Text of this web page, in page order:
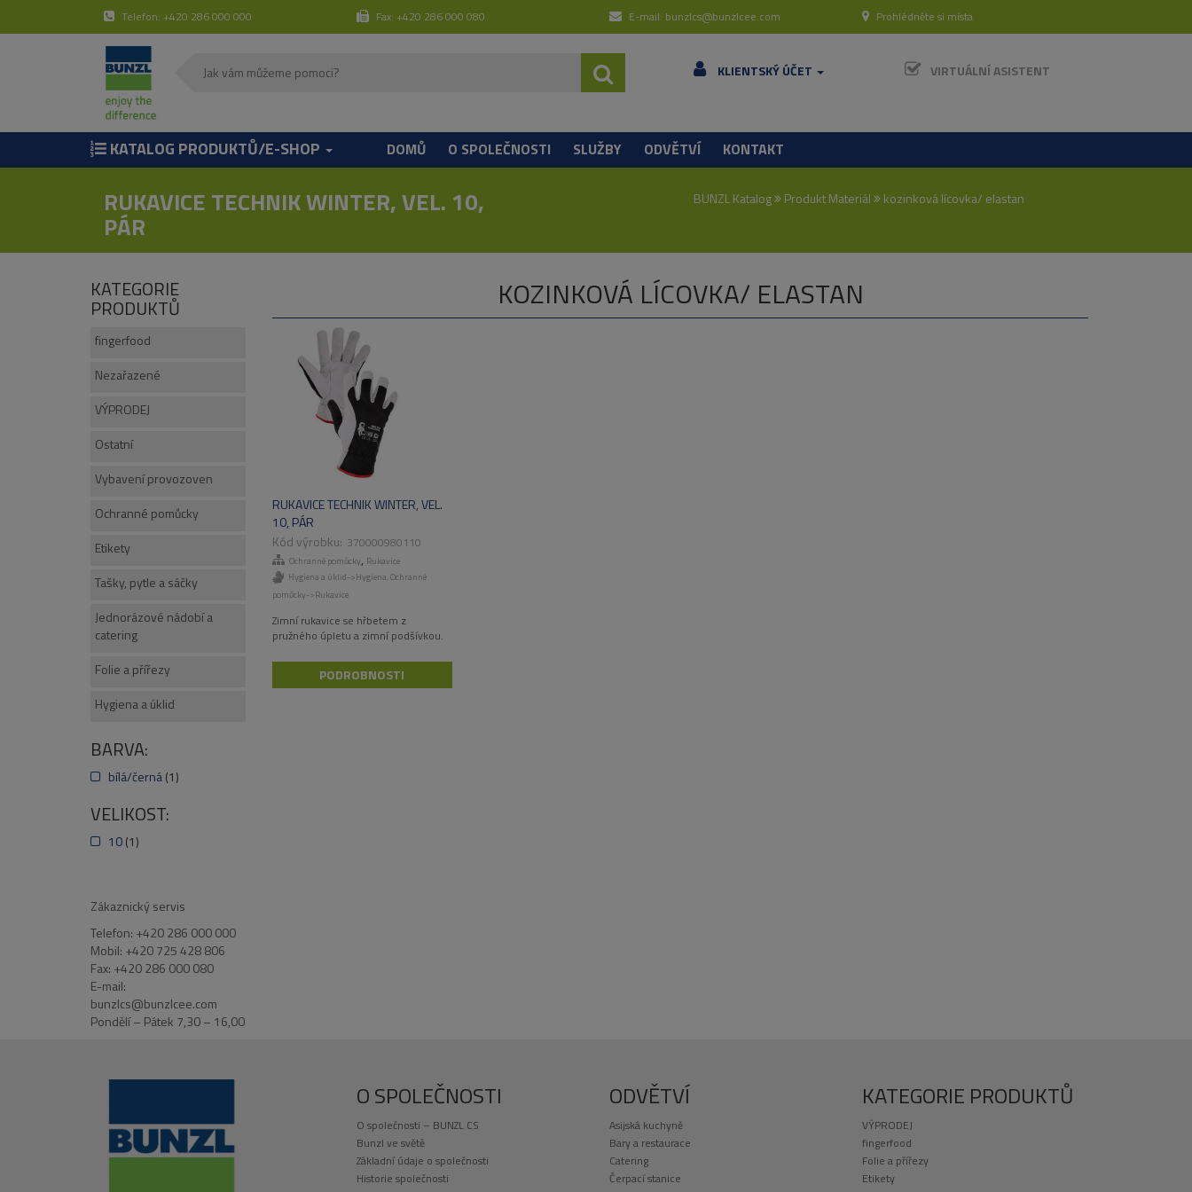
Telefon: +420 286 000 000 Fax: +420 286 000 080 E-mail: bunzlcs@bunzlcee.com Prohlédněte si místa
KLIENTSKÝ ÚČET VIRTUÁLNÍ ASISTENT
KATALOG PRODUKTŮ/E-SHOP DOMŮ O SPOLEČNOSTI SLUŽBY ODVĚTVÍ KONTAKT
RUKAVICE TECHNIK WINTER, VEL. 10,
PÁR
BUNZL Katalog Produkt Materiál kozinková lícovka/ elastan
KOZINKOVÁ LÍCOVKA/ ELASTAN
RUKAVICE TECHNIK WINTER, VEL.
10, PÁR
370000980110
Ochranné pomůcky, Rukavice
Hygiena a úklid->Hygiena, Ochranné
pomůcky->Rukavice
Zimní rukavice se hřbetem z
pružného úpletu a zimní podšívkou.
PODROBNOSTI
KATEGORIE
PRODUKTŮ
fingerfood
Nezařazené
VÝPRODEJ
Ostatní
Vybavení provozoven
Ochranné pomůcky
Etikety
Tašky, pytle a sáčky
Jednorázové nádobí a
catering
Folie a přířezy
Hygiena a úklid
BARVA:
bílá/černá (1)
VELIKOST:
10 (1)
Zákaznický servis
Telefon: +420 286 000 000
Mobil: +420 725 428 806
Fax: +420 286 000 080
E-mail:
bunzlcs@bunzlcee.com
Pondělí – Pátek 7,30 – 16,00
O SPOLEČNOSTI
O společnosti – BUNZL CS
Bunzl ve světě
Základní údaje o společnosti
Historie společnosti
ODVĚTVÍ
Asijská kuchyně
Bary a restaurace
Catering
Čerpací stanice
KATEGORIE PRODUKTŮ
VÝPRODEJ
fingerfood
Folie a přířezy
Etikety